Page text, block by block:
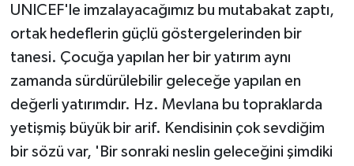
UNICEF'le imzalayacağımız bu mutabakat zaptı,
ortak hedeflerin güçlü göstergelerinden bir
tanesi. Çocuğa yapılan her bir yatırım aynı
zamanda sürdürülebilir geleceğe yapılan en
değerli yatırımdır. Hz. Mevlana bu topraklarda
yetişmiş büyük bir arif. Kendisinin çok sevdiğim
bir sözü var, 'Bir sonraki neslin geleceğini şimdiki